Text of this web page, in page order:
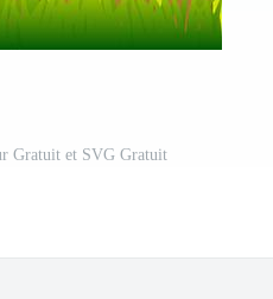
Gratuit et SVG Gratuit